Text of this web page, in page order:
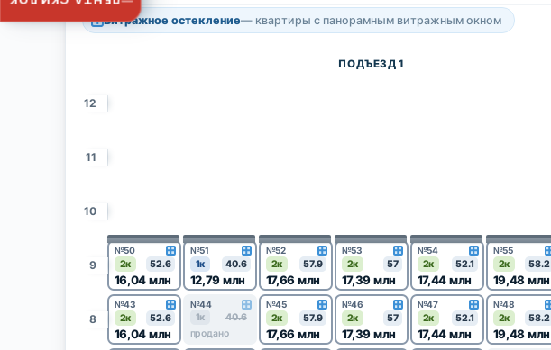
Витражное остекление— квартиры с панорамным витражным окном
ПОДЪЕЗД 1
12
11
10
9
№50
2к 52.6
16,04 млн
№51
1к 40.6
12,79 млн
№52
2к 57.9
17,66 млн
№53
2к 57
17,39 млн
№54
2к 52.1
17,44 млн
№55
2к 58.2
19,48 млн
8
№43
2к 52.6
16,04 млн
№44
1к
40.6
продано
№45
2к 57.9
17,66 млн
№46
2к 57
17,39 млн
№47
2к 52.1
17,44 млн
№48
2к 58.2
19,48 млн